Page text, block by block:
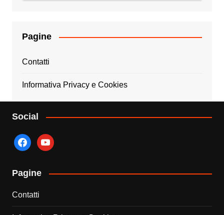
Pagine
Contatti
Informativa Privacy e Cookies
Social
facebookyoutube
Pagine
Contatti